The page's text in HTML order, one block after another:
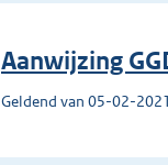
Aanwijzing
Geldend van 05-02-